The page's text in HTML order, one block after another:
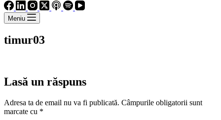
Meniu
timur03
Lasă un răspuns
Adresa ta de email nu va fi publicată. Câmpurile obligatorii sunt
marcate cu *